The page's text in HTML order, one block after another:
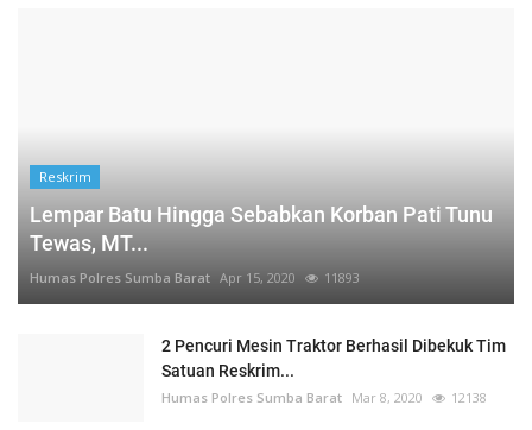
Reskrim
Lempar Batu Hingga Sebabkan Korban Pati Tunu
Tewas, MT...
Humas Polres Sumba Barat Apr 15, 2020 11893
2 Pencuri Mesin Traktor Berhasil Dibekuk Tim
Satuan Reskrim...
Humas Polres Sumba Barat Mar 8, 2020 12138